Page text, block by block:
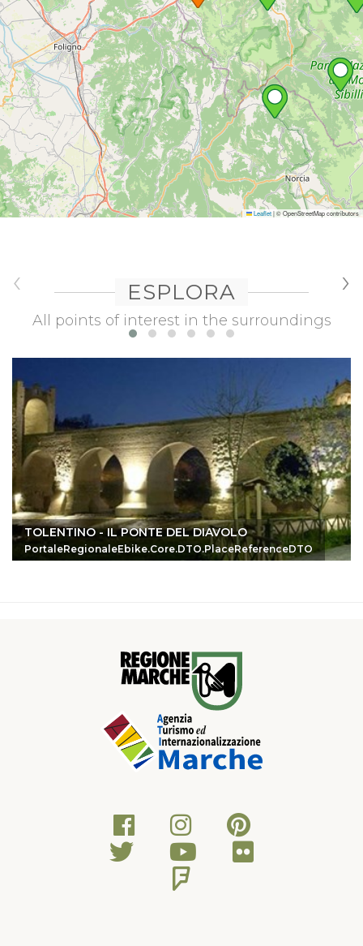
Leaflet|© OpenStreetMap contributors
ESPLORA
All points of interest in the surroundings
TOLENTINO - IL PONTE DEL DIAVOLO
PortaleRegionaleEbike.Core.DTO.PlaceReferenceDTO
‹ ›